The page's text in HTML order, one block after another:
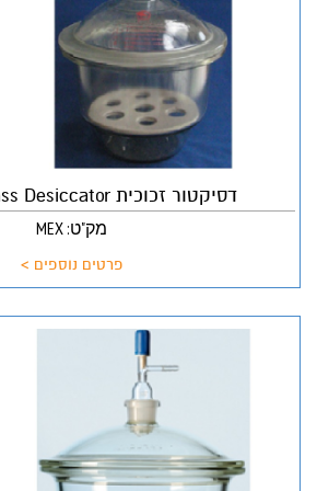
דסיקטור זכוכית Glass Desiccator חדש סין
מק"ט: MEX
פרטים נוספים >